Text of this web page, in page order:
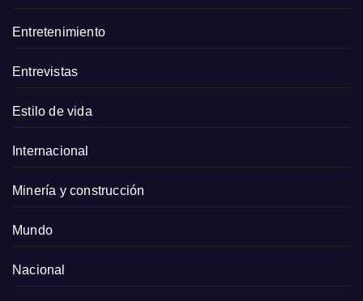
Entretenimiento
Entrevistas
Estilo de vida
Internacional
Minería y construcción
Mundo
Nacional